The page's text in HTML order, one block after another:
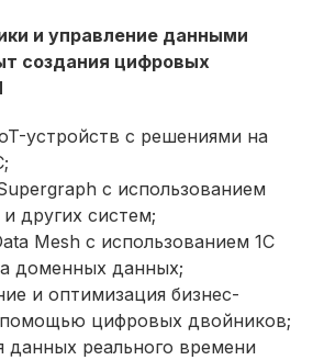
и управление данными
создания цифровых
устройств с решениями на
с использованием
других систем;
Mesh с использованием 1С
доменных данных;
и оптимизация бизнес-
цифровых двойников;
данных реального времени